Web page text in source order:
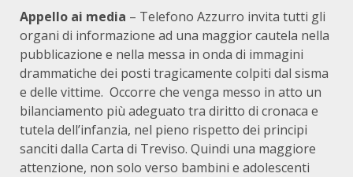
Appello ai media – Telefono Azzurro invita tutti gli
organi di informazione ad una maggior cautela nella
pubblicazione e nella messa in onda di immagini
drammatiche dei posti tragicamente colpiti dal sisma
e delle vittime. Occorre che venga messo in atto un
bilanciamento più adeguato tra diritto di cronaca e
tutela dell’infanzia, nel pieno rispetto dei principi
sanciti dalla Carta di Treviso. Quindi una maggiore
attenzione, non solo verso bambini e adolescenti